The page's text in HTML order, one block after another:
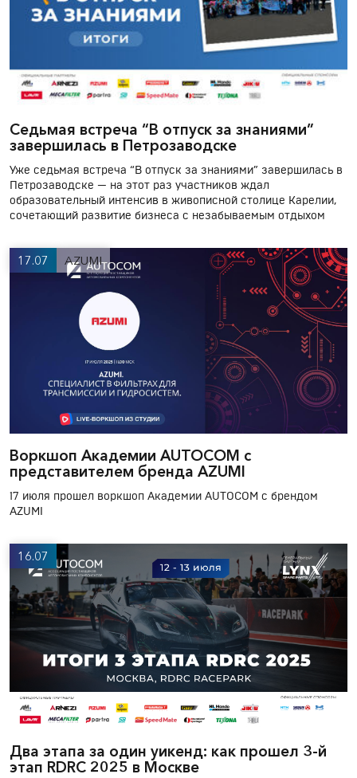
Седьмая встреча “В отпуск за знаниями”
завершилась в Петрозаводске
Уже седьмая встреча “В отпуск за знаниями” завершилась в
Петрозаводске — на этот раз участников ждал
образовательный интенсив в живописной столице Карелии,
сочетающий развитие бизнеса с незабываемым отдыхом
17.07 AZUMI
Воркшоп Академии AUTOCOM с
представителем бренда AZUMI
17 июля прошел воркшоп Академии AUTOCOM с брендом
AZUMI
16.07
Два этапа за один уикенд: как прошел 3-й
этап RDRC 2025 в Москве